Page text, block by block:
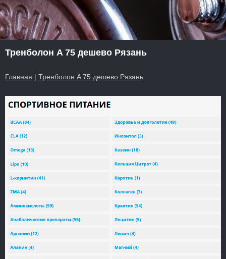
Тренболон A 75 дешево Рязань
Главная | Тренболон A 75 дешево Рязань